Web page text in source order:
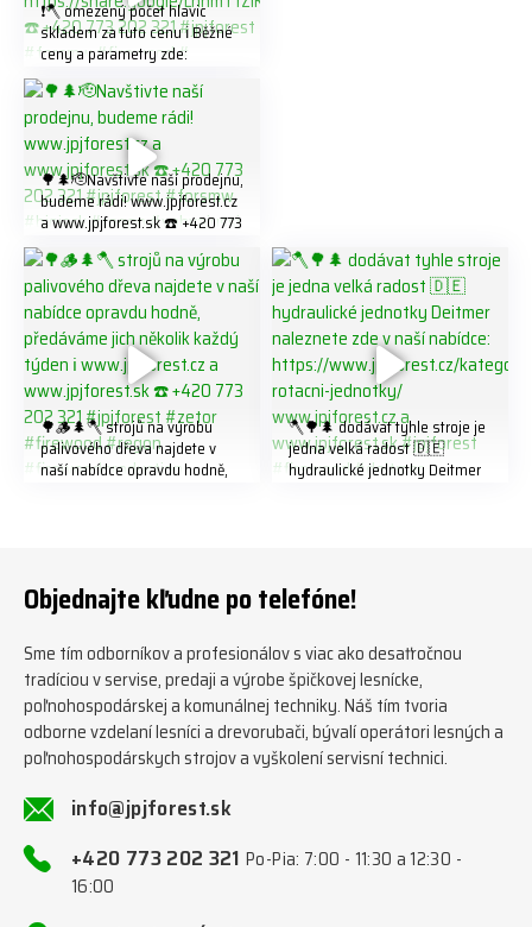
❗️🪓 omezený počet hlavic
skladem za tuto cenu ℹ️ Běžné
ceny a parametry zde:
K8W5t7i6o ☎️ +420 773 202
321 #jpjforest #forsmw
#firewood #
🌳🌲🫡Navštivte naší prodejnu,
budeme rádi! www.jpjforest.cz
a www.jpjforest.sk ☎️ +420 773
#biojack #regon #vahvajussi
🌳🪵🌲🪓 strojů na výrobu
palivového dřeva najdete v
naší nabídce opravdu hodně,
#firewoodproduction
🪓🌳🌲 dodávat tyhle stroje je
jedna velká radost 🇩🇪
hydraulické jednotky Deitmer
#firewood #deitmer
Objednajte kľudne po telefóne!
Sme tím odborníkov a profesionálov s viac ako desaťročnou
tradíciou v servise, predaji a výrobe špičkovej lesnícke,
poľnohospodárskej a komunálnej techniky. Náš tím tvoria
odborne vzdelaní lesníci a drevorubači, bývalí operátori lesných a
poľnohospodárskych strojov a vyškolení servisní technici.
info@jpjforest.sk
+420 773 202 321Po-Pia: 7:00 - 11:30 a 12:30 -
16:00